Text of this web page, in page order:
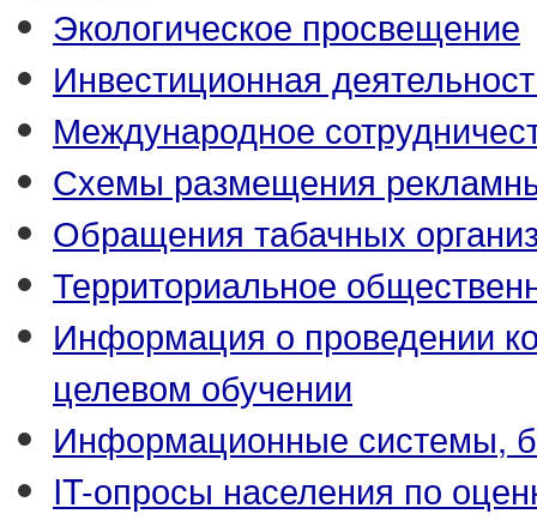
Экологическое просвещение
Инвестиционная
Международное
Схемы размещения
Обращения табачных
Территориальное
Информация о проведении
целевом обучении
Информационные системы,
IT-опросы населения по